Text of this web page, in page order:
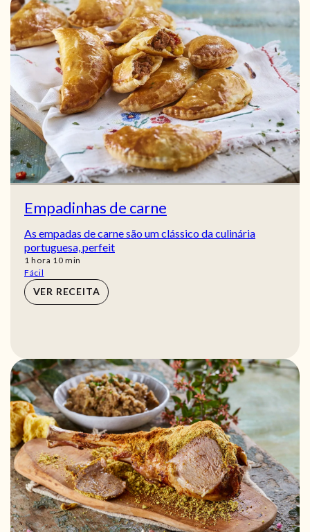
Empadinhas de carne
As empadas de carne são um clássico da culinária
portuguesa, perfeit
1 hora
hora 10min
min
Fácil
VER RECEITA